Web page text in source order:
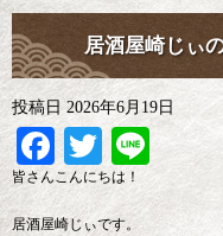
居酒屋崎じぃ
投稿日 2026年6月19日
Facebook
Twitter
Line
皆さんこんにちは！
居酒屋崎じぃです。